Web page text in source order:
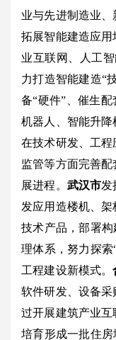
业与先进制造业
拓展智能建造应
业互联网、人工
力打造智能建造“
备“硬件”、催生
机器人、智能升
在技术研发、工
监管等方面完善
展进程。 武汉市发
发应用造楼机、
技术产品，部署
理体系，努力探
工程建设新模式。
软件研发、设备
过开展建筑产业互
培育形成一批住